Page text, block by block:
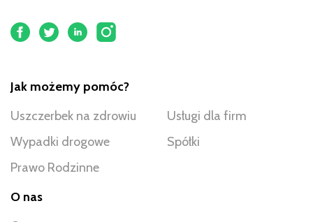
Jak możemy pomóc?
Uszczerbek na zdrowiu
Wypadki drogowe
Prawo Rodzinne
Usługi dla firm
Spółki
O nas